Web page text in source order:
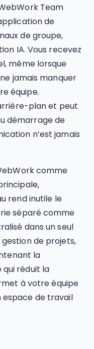
Team
de
de groupe,
IA. Vous recevez
même lorsque
jamais manquer
équipe.
plan et peut
démarrage de
n’est jamais
comme
rend inutile le
séparé comme
dans un seul
de projets,
la
réduit la
à votre équipe
de travail